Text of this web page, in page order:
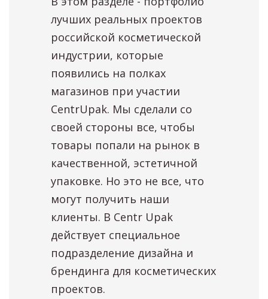
лучших реальных проектов
российской косметической
индустрии, которые
появились на полках
магазинов при участии
CentrUpak. Мы сделали со
своей стороны все, чтобы
товары попали на рынок в
качественной, эстетичной
упаковке. Но это не все, что
могут получить наши
клиенты. В Centr Upak
действует специальное
подразделение дизайна и
брендинга для косметических
проектов.